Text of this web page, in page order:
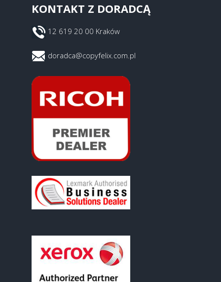
KONTAKT Z DORADCĄ
12 619 20 00 Kraków
doradca@copyfelix.com.pl